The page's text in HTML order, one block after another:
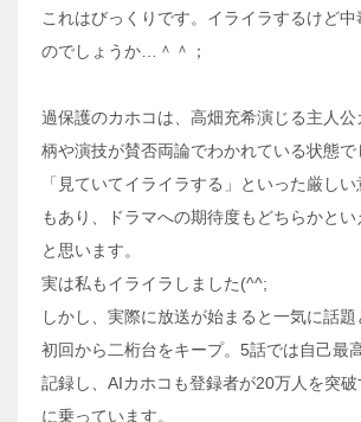
これはびっくりです。イライラするけど中
のでしょうか…＾＾；
過保護のカホコは、高畑充希演じる主人
柄や演技が賛否両論でわかれている状態で
「見ていてイライラする」といった厳し
もあり、ドラマへの期待度もどちらかと
と思います。
実は私もイライラしました(^^;
しかし、実際に放送が始まると一気に話
初回から二桁台をキープ。5話では自己最
記録し、AIカホコも登録者が20万人を突
に乗っています。